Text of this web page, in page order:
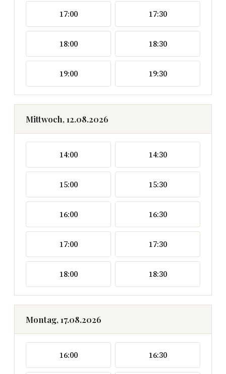
17:00 17:30
18:00 18:30
19:00 19:30
Mittwoch, 12.08.2026
14:00 14:30
15:00 15:30
16:00 16:30
17:00 17:30
18:00 18:30
Montag, 17.08.2026
16:00 16:30